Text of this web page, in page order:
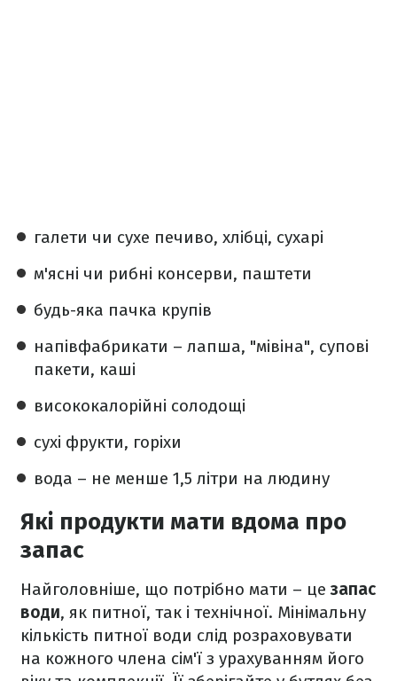
галети чи сухе печиво, хлібці, сухарі
м'ясні чи рибні консерви, паштети
будь-яка пачка крупів
напівфабрикати – лапша, "мівіна", супові
пакети, каші
висококалорійні солодощі
сухі фрукти, горіхи
вода – не менше 1,5 літри на людину
Які продукти мати вдома про
запас
Найголовніше, що потрібно мати – це запас
води, як питної, так і технічної. Мінімальну
кількість питної води слід розраховувати
на кожного члена сім'ї з урахуванням його